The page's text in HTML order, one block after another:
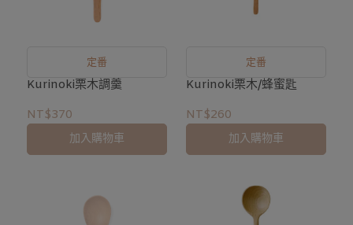
定番
Kurinoki栗木調羹
NT$370
加入購物車
定番
Kurinoki栗木/蜂蜜匙
NT$260
加入購物車